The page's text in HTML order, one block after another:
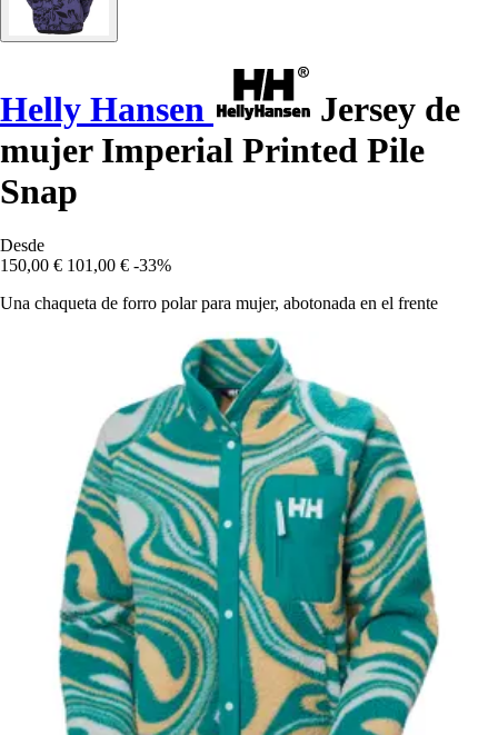
Helly Hansen
Jersey de
mujer Imperial Printed Pile
Snap
Desde
150,00 € 101,00 € -33%
Una chaqueta de forro polar para mujer, abotonada en el frente